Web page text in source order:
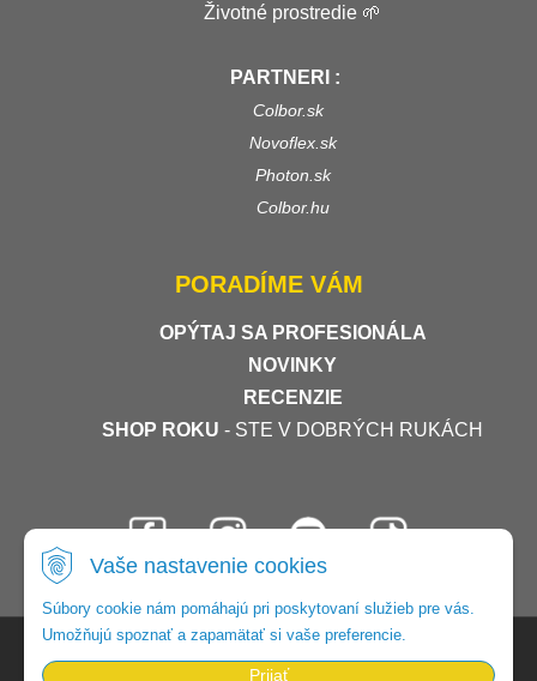
Vaše nastavenie cookies
Súbory cookie nám pomáhajú pri poskytovaní služieb pre vás.
Umožňujú spoznať a zapamätať si vaše preferencie.
Prijať
Životné prostredie 🌱
PARTNERI :
Colbor.sk
Novoflex.sk
Photon.sk
Colbor.hu
PORADÍME VÁM
OPÝTAJ SA PROFESIONÁLA
NOVINKY
RECENZIE
SHOP ROKU - STE V DOBRÝCH RUKÁCH
© 2026 Foto-video-shop •tvorba eshopu cez UNIobchod
spoločnostiWEBYGROUP